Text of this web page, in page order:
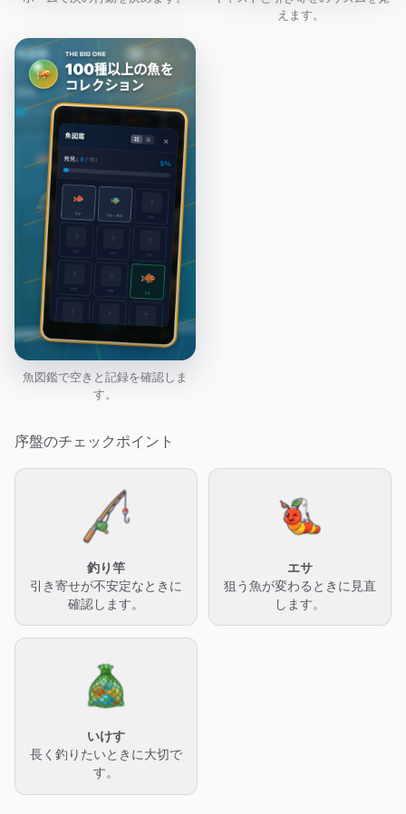
えます。
魚図鑑で空きと記録を確認しま
す。
序盤のチェックポイント
釣り竿
引き寄せが不安定なときに
確認します。
エサ
狙う魚が変わるときに見直
します。
いけす
長く釣りたいときに大切で
す。